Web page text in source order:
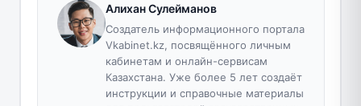
Алихан Сулейманов
Создатель информационного портала
Vkabinet.kz, посвящённого личным
кабинетам и онлайн-сервисам
Казахстана. Уже более 5 лет создаёт
инструкции и справочные материалы